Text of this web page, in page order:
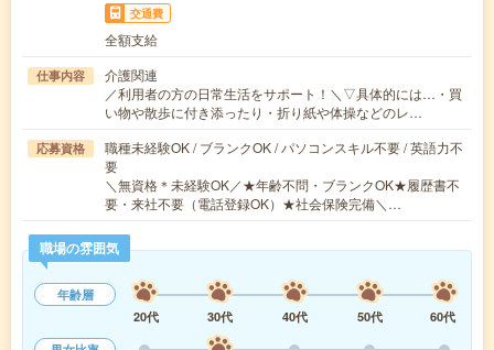
交通費
全額支給
仕事内容
介護関連
／利用者の方の日常生活をサポート！＼▽具体的には…・買
い物や散歩に付き添ったり・折り紙や体操などのレ…
応募資格
職種未経験OK / ブランクOK / パソコンスキル不要 / 英語力不
要
＼無資格＊未経験OK／★年齢不問・ブランクOK★履歴書不
要・来社不要（電話登録OK）★社会保険完備＼…
職場の雰囲気
年齢層
20代
30代 40代 50代
60代